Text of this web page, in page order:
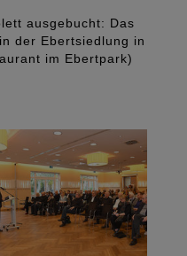
ausgebucht: Das
der Ebertsiedlung in
im Ebertpark)